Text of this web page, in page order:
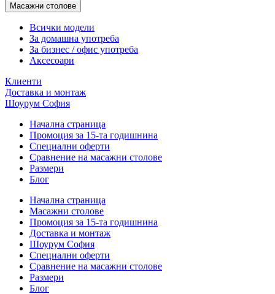
Масажни столове
Всички модели
За домашна употреба
За бизнес / офис употреба
Аксесоари
Клиенти
Доставка и монтаж
Шоурум София
Начална страница
Промоция за 15-та годишнина
Специални оферти
Сравнение на масажни столове
Размери
Блог
Начална страница
Масажни столове
Промоция за 15-та годишнина
Доставка и монтаж
Шоурум София
Специални оферти
Сравнение на масажни столове
Размери
Блог